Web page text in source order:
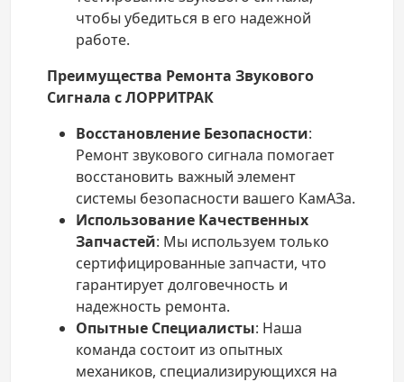
чтобы убедиться в его надежной
работе.
Преимущества Ремонта Звукового
Сигнала с ЛОРРИТРАК
Восстановление Безопасности:
Ремонт звукового сигнала помогает
восстановить важный элемент
системы безопасности вашего КамАЗа.
Использование Качественных
Запчастей: Мы используем только
сертифицированные запчасти, что
гарантирует долговечность и
надежность ремонта.
Опытные Специалисты: Наша
команда состоит из опытных
механиков, специализирующихся на